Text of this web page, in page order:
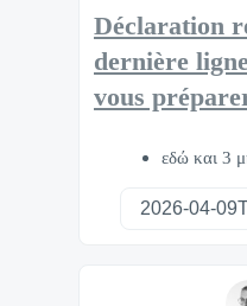
Déclaration
dernière
vous
εδώ και 3